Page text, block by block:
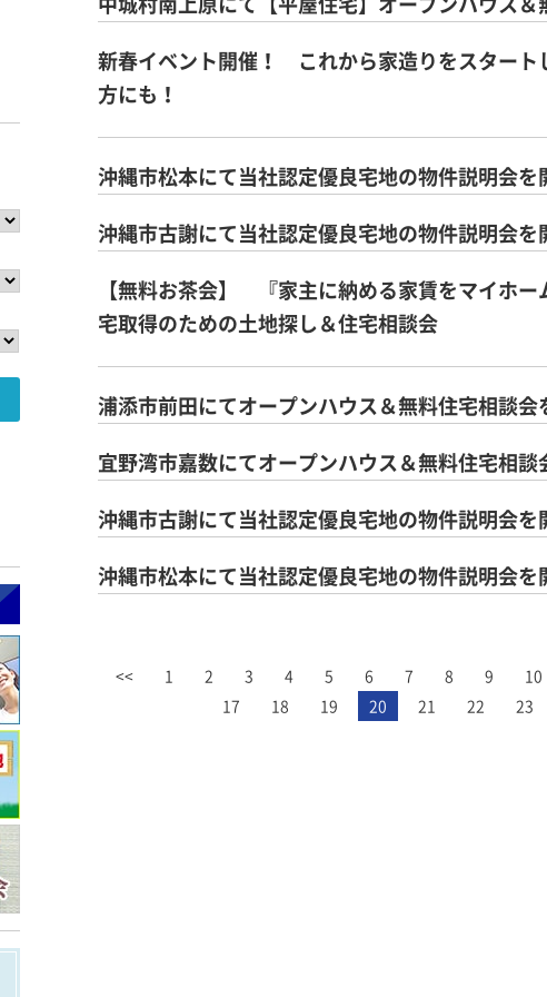
新春イベント開催！ これから家造りをスタート
方にも！
沖縄市松本にて当社認定優良宅地の物件説明会
沖縄市古謝にて当社認定優良宅地の物件説明会
【無料お茶会】 『家主に納める家賃をマイホ
宅取得のための土地探し＆住宅相談会
浦添市前田にてオープンハウス＆無料住宅相談会
宜野湾市嘉数にてオープンハウス＆無料住宅相談
沖縄市古謝にて当社認定優良宅地の物件説明会
沖縄市松本にて当社認定優良宅地の物件説明会
<< 1 2 3 4 5 6 7 8 9
10
17
18 19 20 21 22 23